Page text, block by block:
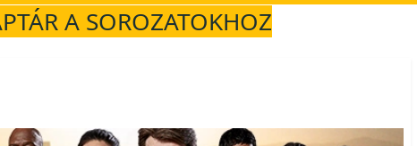
A SOROZATOKHOZ